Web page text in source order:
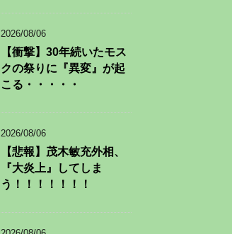
2026/08/06
【衝撃】30年続いたモス
クの祭りに『異変』が起
こる・・・・・
2026/08/06
【悲報】茂木敏充外相、
『大炎上』してしま
う！！！！！！！